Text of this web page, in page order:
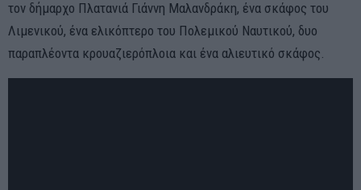
τον δήμαρχο Πλατανιά Γιάννη Μαλανδράκη, ένα σκάφος του
Λιμενικού, ένα ελικόπτερο του Πολεμικού Ναυτικού, δυο
παραπλέοντα κρουαζιερόπλοια και ένα αλιευτικό σκάφος.